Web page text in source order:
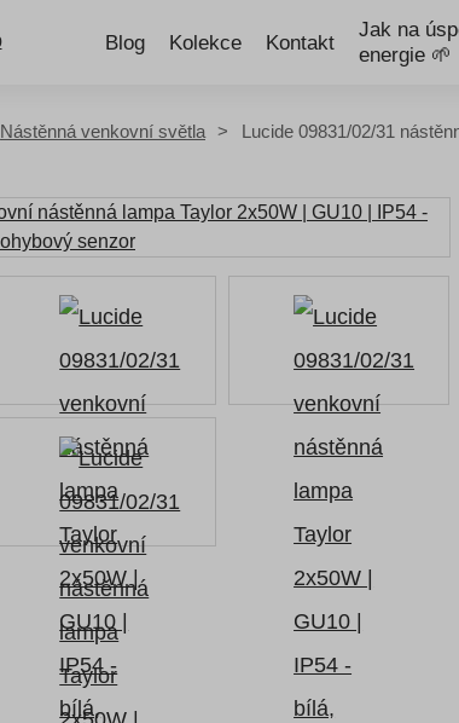
Blog Kolekce Kontakt
Jak na
energie 🌱
Nástěnná venkovní světla Lucide 09831/02/31